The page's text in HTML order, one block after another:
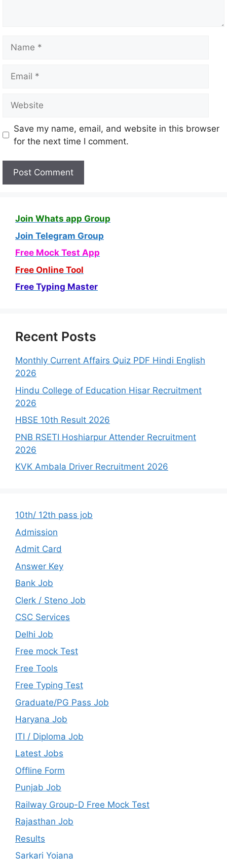
Save my name, email, and website in this browser
for the next time I comment.
Join Whats app Group
Join Telegram Group
Free Mock Test App
Free Online Tool
Free Typing Master
Recent Posts
Monthly Current Affairs Quiz PDF Hindi English
2026
Hindu College of Education Hisar Recruitment
2026
HBSE 10th Result 2026
PNB RSETI Hoshiarpur Attender Recruitment
2026
KVK Ambala Driver Recruitment 2026
10th/ 12th pass job
Admission
Admit Card
Answer Key
Bank Job
Clerk / Steno Job
CSC Services
Delhi Job
Free mock Test
Free Tools
Free Typing Test
Graduate/PG Pass Job
Haryana Job
ITI / Diploma Job
Latest Jobs
Offline Form
Punjab Job
Railway Group-D Free Mock Test
Rajasthan Job
Results
Sarkari Yojana